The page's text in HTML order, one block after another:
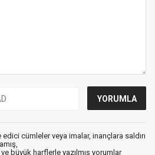
cümleler veya imalar, inançlara saldırı
büyük harflerle yazılmış yorumlar